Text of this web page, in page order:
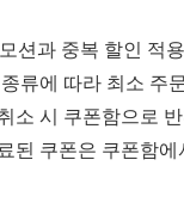
션과 중복 할인 적
류에 따라 최소 주
소 시 쿠폰함으로
된 쿠폰은 쿠폰함